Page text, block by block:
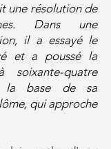
une résolution de
Dans une
il a essayé le
et a poussé la
soixante-quatre
la base de sa
qui approche